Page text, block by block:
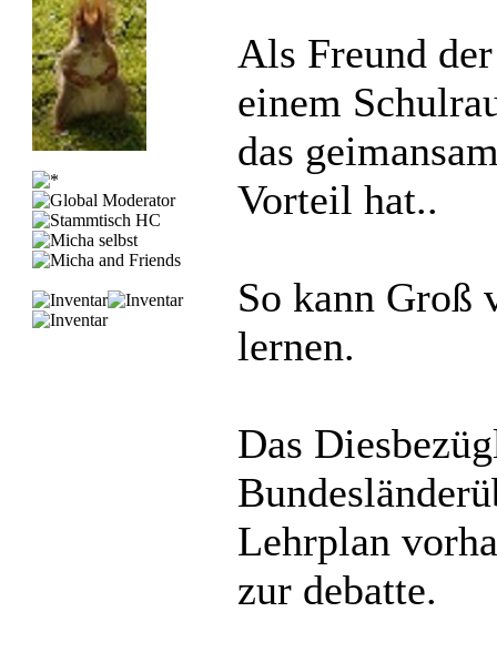
Als Freund
einem
das
Vorteil hat..
So kann
lernen.
Das
Lehrplan
zur debatte.